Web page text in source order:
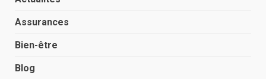
Assurances
Bien-être
Blog